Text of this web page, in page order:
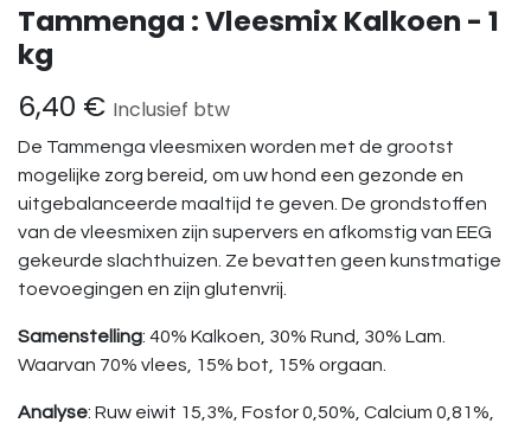
Tammenga : Vleesmix Kalkoen - 1
kg
6,40 € Inclusief btw
De Tammenga vleesmixen worden met de grootst
mogelijke zorg bereid, om uw hond een gezonde en
uitgebalanceerde maaltijd te geven. De grondstoffen
van de vleesmixen zijn supervers en afkomstig van EEG
gekeurde slachthuizen. Ze bevatten geen kunstmatige
toevoegingen en zijn glutenvrij.
Samenstelling: 40% Kalkoen, 30% Rund, 30% Lam.
Waarvan 70% vlees, 15% bot, 15% orgaan.
Analyse: Ruw eiwit 15,3%, Fosfor 0,50%, Calcium 0,81%,